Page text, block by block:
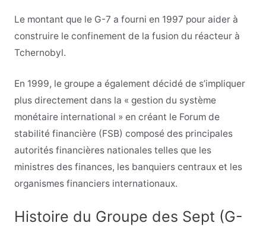
Le montant que le G-7 a fourni en 1997 pour aider à
construire le confinement de la fusion du réacteur à
Tchernobyl.
En 1999, le groupe a également décidé de s’impliquer
plus directement dans la « gestion du système
monétaire international » en créant le Forum de
stabilité financière (FSB) composé des principales
autorités financières nationales telles que les
ministres des finances, les banquiers centraux et les
organismes financiers internationaux.
Histoire du Groupe des Sept (G-